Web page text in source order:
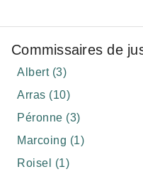
Commissaires de
Albert (3)
Arras (10)
Péronne (3)
Marcoing (1)
Roisel (1)